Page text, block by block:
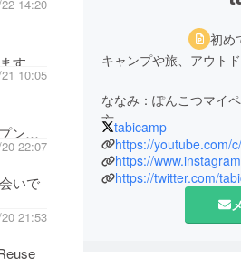
14:20
す。
10:05
ン楽
22:07
いで
21:53
初め
キャンプや旅、アウト
ななみ：ぽんこつマイ
方。
カイ：旅が大好き自由
な方。
"もっとキャンプやアウ
に始めてほしい"、また
tabicamp
https://youtube.com/
https://
https://twitter.com/